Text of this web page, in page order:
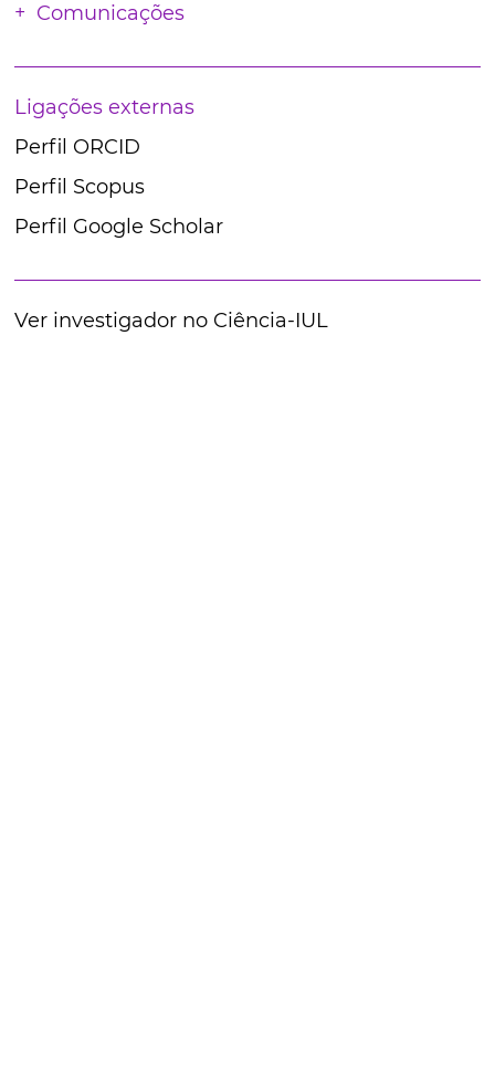
Comunicações
Ligações externas
Perfil ORCID
Perfil Scopus
Perfil Google Scholar
Ver investigador no Ciência-IUL